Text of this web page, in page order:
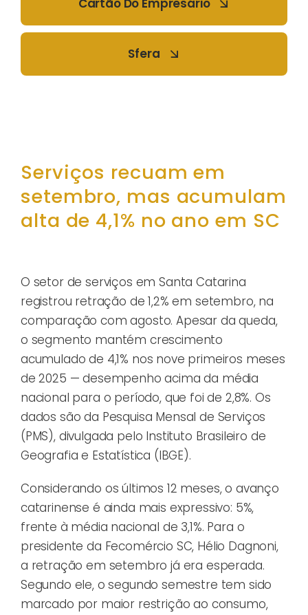
Sfera
Serviços recuam em
setembro, mas acumulam
alta de 4,1% no ano em SC
O setor de serviços em Santa Catarina
registrou retração de 1,2% em setembro, na
comparação com agosto. Apesar da queda,
o segmento mantém crescimento
acumulado de 4,1% nos nove primeiros meses
de 2025 — desempenho acima da média
nacional para o período, que foi de 2,8%. Os
dados são da Pesquisa Mensal de Serviços
(PMS), divulgada pelo Instituto Brasileiro de
Geografia e Estatística (IBGE).
Considerando os últimos 12 meses, o avanço
catarinense é ainda mais expressivo: 5%,
frente à média nacional de 3,1%. Para o
presidente da Fecomércio SC, Hélio Dagnoni,
a retração em setembro já era esperada.
Segundo ele, o segundo semestre tem sido
marcado por maior restrição ao consumo,